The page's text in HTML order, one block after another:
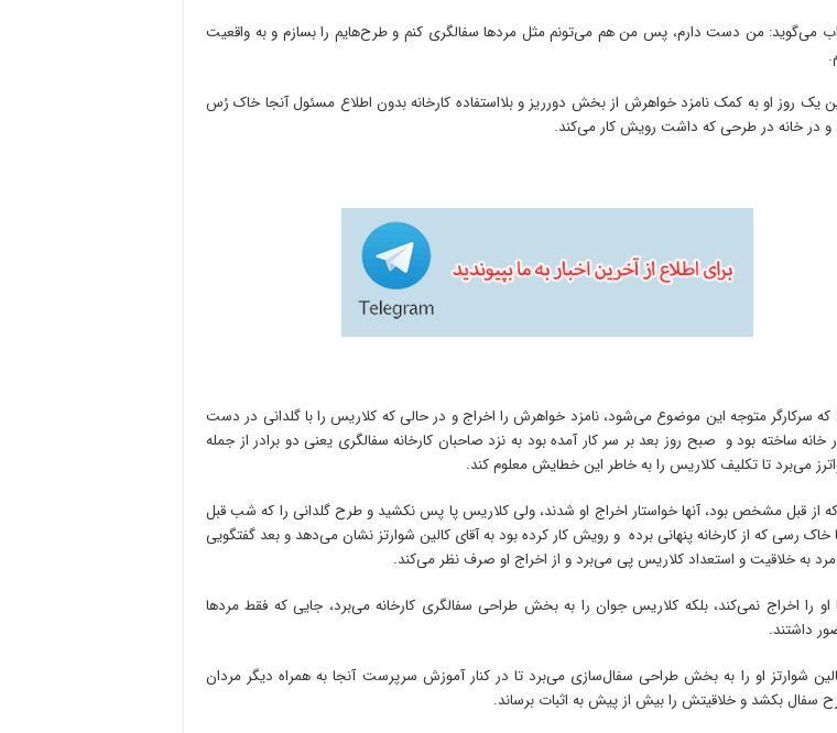
می‌گوید: من دست دارم، پس من هم می‌تونم مثل مردها سفالگری کنم و طرح‌هایم را بسازم و به واقعیت
یک روز او به کمک نامزد خواهرش از بخش دورریز و بلا‌استفاده کارخانه بدون اطلاع مسئول آنجا خاک رُس
و در خانه در طرحی که داشت رویش کار می‌کند.
که سرکارگر متوجه این موضوع می‌شود، نامزد خواهرش را اخراج و در حالی که کلاریس را با گلدانی در دست
خانه ساخته بود و صبح روز بعد بر سر کار آمده بود به نزد صاحبان کارخانه سفالگری یعنی دو برادر از جمله
می‌برد تا تکلیف کلاریس را به خاطر این خطایش معلوم کند.
از قبل مشخص بود، آنها خواستار اخراج او شدند، ولی کلاریس پا پس نکشید و طرح گلدانی را که شب قبل
خاک رسی که از کارخانه پنهانی برده و رویش کار کرده بود به آقای کالین شوارتز نشان می‌دهد و بعد گفتگویی
مرد به خلاقیت و استعداد کلاریس پی‌ می‌برد و از اخراج او صرف نظر می‌کند.
او را اخراج نمی‌کند، بلکه کلاریس جوان را به بخش طراحی سفالگری کارخانه می‌برد، جایی که فقط مردها
داشتند.
شوارتز او را به بخش طراحی سفال‌سازی می‌برد تا در کنار آموزش سرپرست آنجا به همراه دیگر مردان
سفال بکشد و خلاقیتش را بیش از پیش به اثبات برساند.